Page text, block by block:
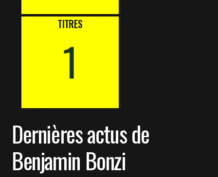
TITRES
1
Dernières actus de
Benjamin Bonzi